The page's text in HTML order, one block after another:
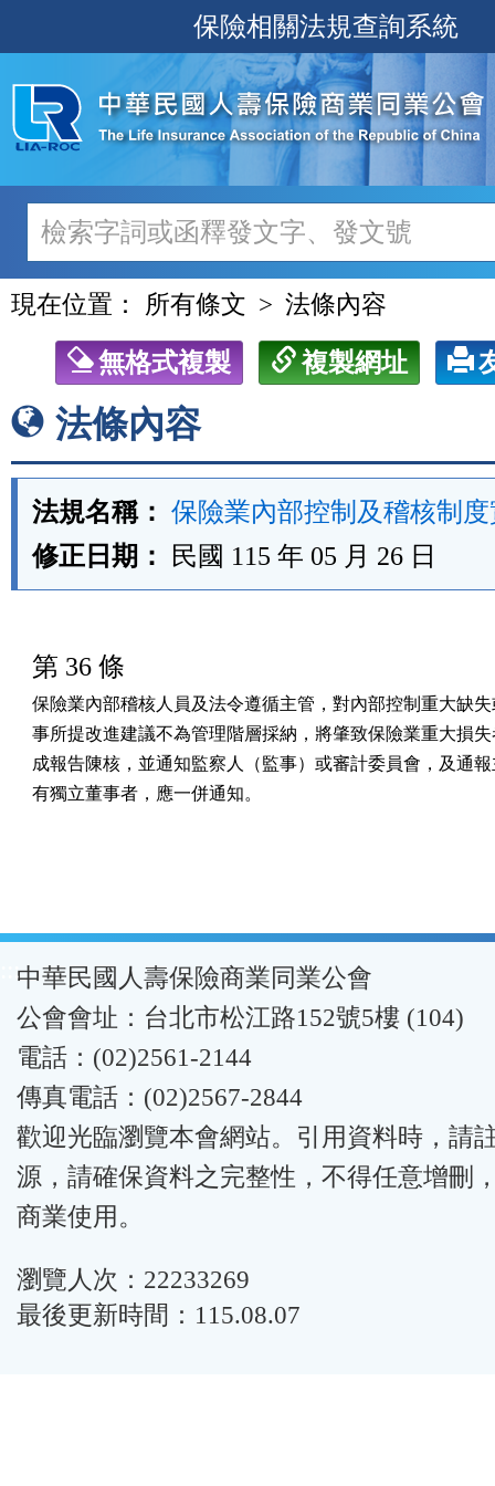
至
主
內
容
保險相關法規查詢系統
現在位置： 所有條文 法條內容
無格式複製 複製網址
法條內容
法規名稱： 保險業內部控制及稽核制
修正日期：
民國 115 年 05 月 26 日
第 36 條
保險業內部稽核人員及法令遵循主管，對內部控制重大缺
事所提改進建議不為管理階層採納，將肇致保險業重大損
成報告陳核，並通知監察人（監事）或審計委員會，及通
有獨立董事者，應一併通知。
:::中華民國人壽保險商業同業公會
公會會址：台北市松江路152號5樓 (104)
電話：(02)2561-2144
傳真電話：(02)2567-2844
歡迎光臨瀏覽本會網站。引用資料時，請
源，請確保資料之完整性，不得任意增刪
商業使用。
瀏覽人次：22233269
最後更新時間：115.08.07